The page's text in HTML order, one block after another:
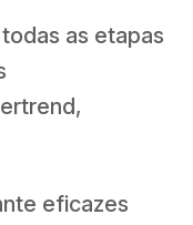
as etapas
eficazes